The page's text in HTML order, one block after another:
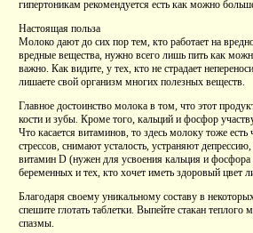
гипертоникам рекомендуется есть как можно
Настоящая польза
Молоко дают до сих пор тем, кто работает на
вредные вещества, нужно всего лишь пить как
важно. Как видите, у тех, кто не страдает
лишаете свой организм многих полезных веществ.
Главное достоинство молока в том, что этот
кости и зубы. Кроме того, кальций и фосфор
Что касается витаминов, то здесь молоку тоже
стрессов, снимают усталость, устраняют
витамин D (нужен для усвоения кальция и
беременных и тех, кто хочет иметь здоровый цвет
Благодаря своему уникальному составу в
спешите глотать таблетки. Выпейте стакан
спазмы.